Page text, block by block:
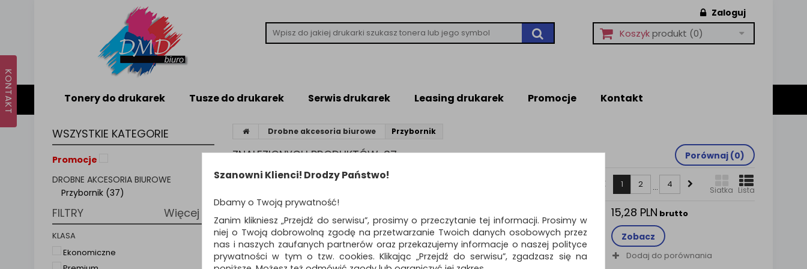
Zaloguj
Koszykprodukt (0)
Tonery do drukarek Tusze do drukarek Serwis drukarek Leasing drukarek Promocje Kontakt
WSZYSTKIE KATEGORIE
Promocje
DROBNE AKCESORIA BIUROWE
Przybornik (37)
FILTRY Więcej
KLASA
Ekonomiczne
Drobne akcesoria biurowe Przybornik
ZNALEZIONYCH PRODUKTÓW: 37 Porównaj (0)
Siatka Lista
1 2 ... 4
HAN Loop I-Colour,
czerwony
nowoczesny przybornik na długopisy w
modnych kolor...
15,28 PLN brutto
Zobacz
Dodaj do porównania
Szanowni Klienci! Drodzy Państwo!
Dbamy o Twoją prywatność!
Zanim klikniesz „Przejdź do serwisu”, prosimy o przeczytanie tej informacji. Prosimy w
niej o Twoją dobrowolną zgodę na przetwarzanie Twoich danych osobowych przez
nas i naszych zaufanych partnerów oraz przekazujemy informacje o naszej polityce
prywatności w tym o tzw. cookies. Klikając „Przejdź do serwisu”, zgadzasz się na